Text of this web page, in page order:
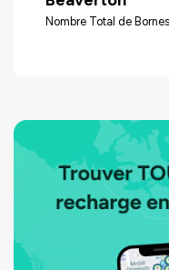
Nombre Total de